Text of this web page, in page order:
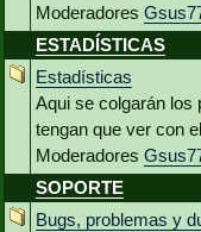
Moderadores
ESTADÍSTICAS
Estadísticas
Aqui se colgarán los
tengan que ver con
Moderadores
SOPORTE
Bugs, problemas y